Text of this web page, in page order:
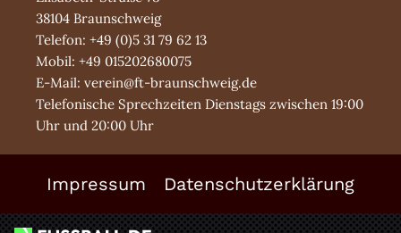
38104 Braunschweig
Telefon: +49 (0)5 31 79 62 13
Mobil: +49 015202680075
E-Mail: verein@ft-braunschweig.de
Telefonische Sprechzeiten Dienstags zwischen 19:00
Uhr und 20:00 Uhr
Impressum Datenschutzerklärung